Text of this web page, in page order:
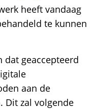
heeft vandaag
te kunnen
geaccepteerd
aan de
Dit zal volgende